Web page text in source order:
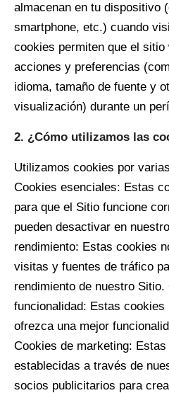
almacenan en tu dispositivo
smartphone, etc.) cuando
cookies permiten que el sitio
acciones y preferencias
idioma, tamaño de fuente y
visualización) durante un
2. ¿Cómo utilizamos las
Utilizamos cookies por
Cookies esenciales: Estas
para que el Sitio funcione
pueden desactivar en
rendimiento: Estas cookies
visitas y fuentes de tráfico
rendimiento de nuestro Sitio.
funcionalidad: Estas
ofrezca una mejor
Cookies de marketing:
establecidas a través de
socios publicitarios para